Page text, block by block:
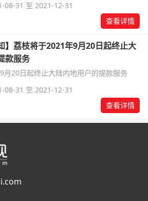
08-31 至 2021-12-31
查看详情
】荔枝将于2021年9月20日起终止大
款服务
月20日起终止大陆内地用户的提款服务
08-31 至 2021-12-31
查看详情